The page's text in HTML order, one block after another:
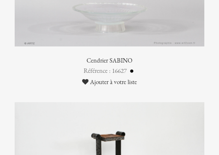
Cendrier SABINO
Référence : 16627
Ajouter à votre liste